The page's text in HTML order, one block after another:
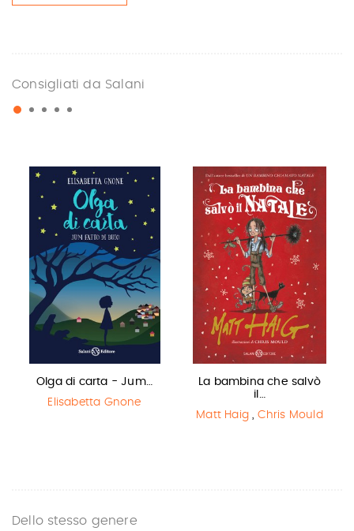
Consigliati da Salani
Olga di carta - Jum…
Elisabetta Gnone
La bambina che salvò
il…
Matt Haig , Chris Mould
Dello stesso genere